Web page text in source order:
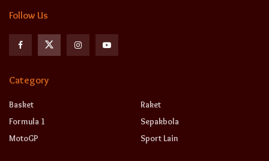
Follow Us
Category
Basket
Formula 1
MotoGP
Raket
Sepakbola
Sport Lain